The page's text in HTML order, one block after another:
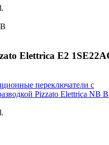
Elettrica E2